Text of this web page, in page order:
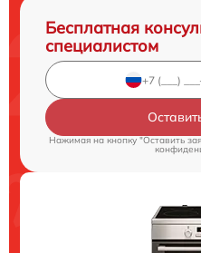
Бесплатная
специалистом
Нажимая на кнопку "Оставить